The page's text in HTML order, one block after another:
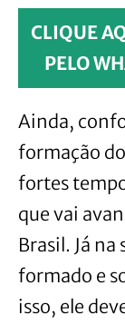
CLIQUE
PELO
Ainda,
formação
fortes
que vai
Brasil. Já
formado e
isso, ele